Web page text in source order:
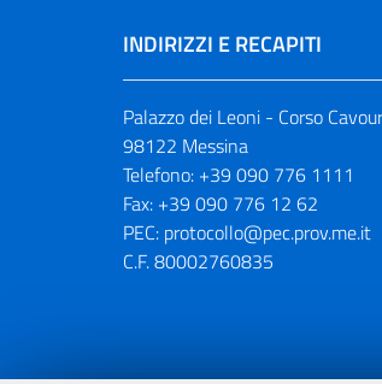
INDIRIZZI E RECAPITI
Palazzo dei Leoni - Corso
98122 Messina
Telefono: +39 090 776 1111
Fax: +39 090 776 12 62
PEC: protocollo@pec.prov.me.it
C.F. 80002760835